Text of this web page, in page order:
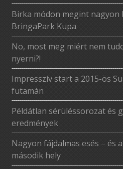
Birka módon megint nagyon
BringaPark Kupa
No, most meg miért nem
nyerni?!
Impresszív start a 2015-ös
futamán
Példátlan sérüléssorozat és
eredmények
Nagyon fájdalmas esés – és
második hely